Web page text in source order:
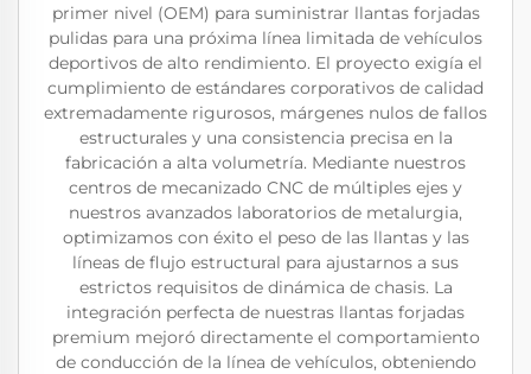
primer nivel (OEM) para suministrar llantas forjadas
pulidas para una próxima línea limitada de vehículos
deportivos de alto rendimiento. El proyecto exigía el
cumplimiento de estándares corporativos de calidad
extremadamente rigurosos, márgenes nulos de fallos
estructurales y una consistencia precisa en la
fabricación a alta volumetría. Mediante nuestros
centros de mecanizado CNC de múltiples ejes y
nuestros avanzados laboratorios de metalurgia,
optimizamos con éxito el peso de las llantas y las
líneas de flujo estructural para ajustarnos a sus
estrictos requisitos de dinámica de chasis. La
integración perfecta de nuestras llantas forjadas
premium mejoró directamente el comportamiento
de conducción de la línea de vehículos, obteniendo